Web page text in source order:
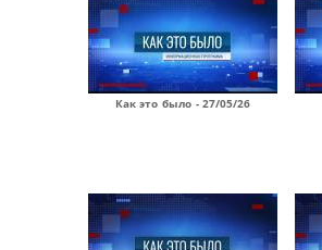
Как это было - 27/05/26